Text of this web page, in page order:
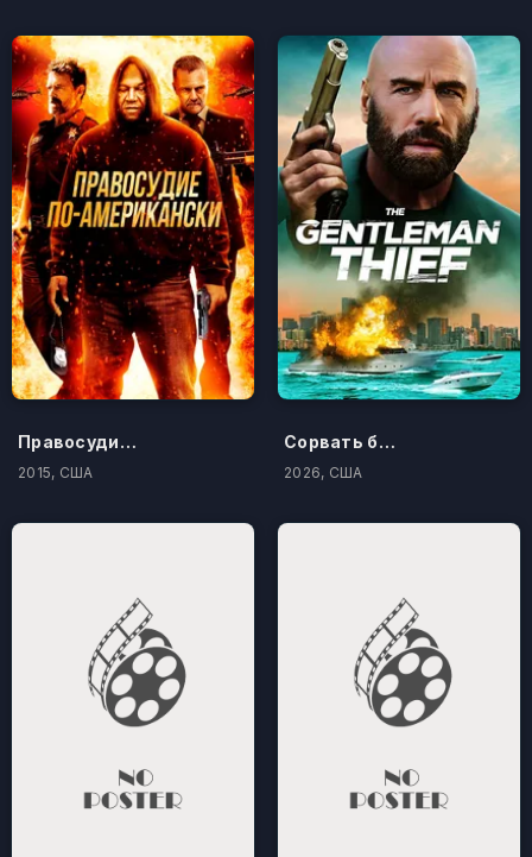
Правосудие по-американски
2015, США
Сорвать банк 3: Вор-джентльмен
2026, США